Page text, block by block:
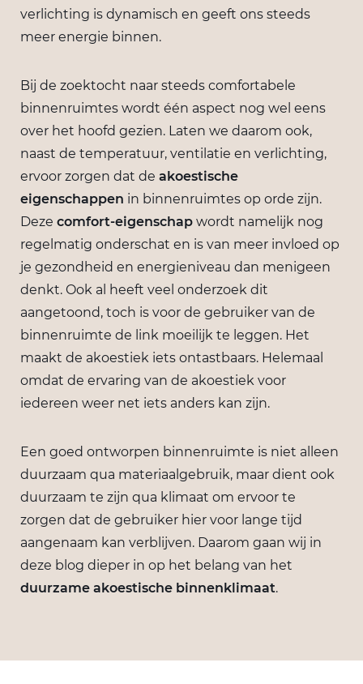
verlichting is dynamisch en geeft ons steeds
meer energie binnen.
Bij de zoektocht naar steeds comfortabele
binnenruimtes wordt één aspect nog wel eens
over het hoofd gezien. Laten we daarom ook,
naast de temperatuur, ventilatie en verlichting,
ervoor zorgen dat de akoestische
eigenschappen in binnenruimtes op orde zijn.
Deze comfort-eigenschap wordt namelijk nog
regelmatig onderschat en is van meer invloed op
je gezondheid en energieniveau dan menigeen
denkt. Ook al heeft veel onderzoek dit
aangetoond, toch is voor de gebruiker van de
binnenruimte de link moeilijk te leggen. Het
maakt de akoestiek iets ontastbaars. Helemaal
omdat de ervaring van de akoestiek voor
iedereen weer net iets anders kan zijn.
Een goed ontworpen binnenruimte is niet alleen
duurzaam qua materiaalgebruik, maar dient ook
duurzaam te zijn qua klimaat om ervoor te
zorgen dat de gebruiker hier voor lange tijd
aangenaam kan verblijven. Daarom gaan wij in
deze blog dieper in op het belang van het
duurzame akoestische binnenklimaat.